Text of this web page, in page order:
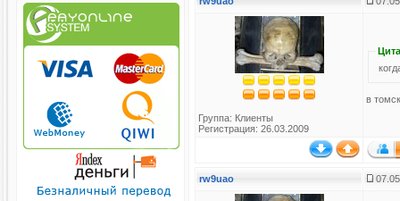
Группа: Клиенты
Регистрация: 26.03.2009
в
rw9uao